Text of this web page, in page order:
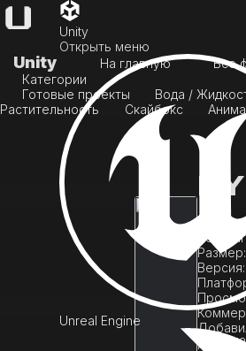
Unity
Открыть меню
Unreal Engine
Unity На главную Все
Категории
Готовые проекты
Вода /
Растительность
Скайбокс
1
Размер:
Версия:
Дата: